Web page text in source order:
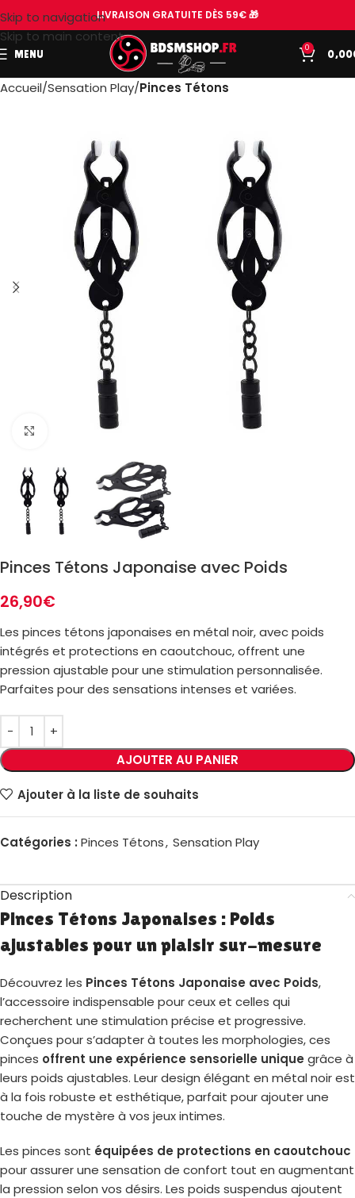
Skip to navigation
Skip to main content
LIVRAISON GRATUITE DÈS 59€ 🎁
MENU
0
0,00
Accueil Sensation Play Pinces Tétons
Pinces Tétons Japonaise avec Poids
26,90€
Les pinces tétons japonaises en métal noir, avec poids
intégrés et protections en caoutchouc, offrent une
pression ajustable pour une stimulation personnalisée.
Parfaites pour des sensations intenses et variées.
AJOUTER AU PANIER
Ajouter à la liste de souhaits
Catégories : Pinces Tétons, Sensation Play
Description
Pinces Tétons Japonaises : Poids
ajustables pour un plaisir sur-mesure
Découvrez les Pinces Tétons Japonaise avec Poids,
l’accessoire indispensable pour ceux et celles qui
recherchent une stimulation précise et progressive.
Conçues pour s’adapter à toutes les morphologies, ces
pinces offrent une expérience sensorielle unique grâce à
leurs poids ajustables. Leur design élégant en métal noir est
à la fois robuste et esthétique, parfait pour ajouter une
touche de mystère à vos jeux intimes.
Les pinces sont équipées de protections en caoutchouc
pour assurer une sensation de confort tout en augmentant
la pression selon vos désirs. Les poids suspendus ajoutent